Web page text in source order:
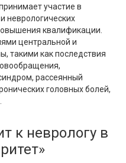
участие в
неврологических
квалификации.
центральной и
такими как последствия
рассеянный
головных болей,
к неврологу в